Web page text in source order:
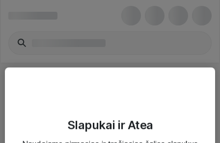
Slapukai ir Atea